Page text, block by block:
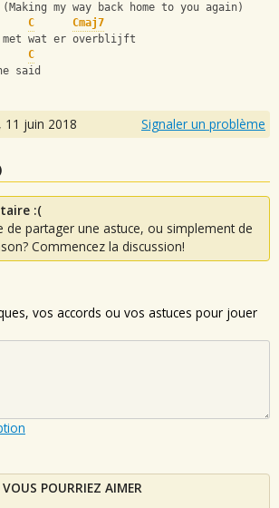
my way back home to you again)
C
Cmaj7
met wat er overblijft
C
said
, 11 juin 2018 Signaler un problème
:(
de partager une astuce, ou simplement de
Commencez la discussion!
vos accords ou vos astuces pour jouer
POURRIEZ AIMER